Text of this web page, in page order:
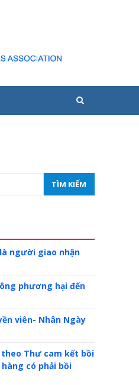
TÌM KIẾM
người giao nhận
phương hại đến
viên- Nhân Ngày
Thư cam kết bồi
có phải bồi